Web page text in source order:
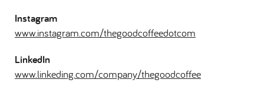
Instagram
www.instagram.com/thegoodcoffeedotcom
LinkedIn
www.linkeding.com/company/thegoodcoffee